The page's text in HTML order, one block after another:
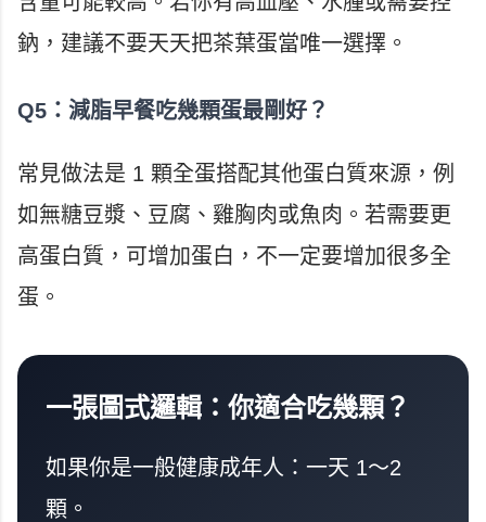
鈉，建議不要天天把茶葉蛋當唯一選擇。
Q5：減脂早餐吃幾顆蛋最剛好？
常見做法是 1 顆全蛋搭配其他蛋白質來源，例
如無糖豆漿、豆腐、雞胸肉或魚肉。若需要更
高蛋白質，可增加蛋白，不一定要增加很多全
蛋。
一張圖式邏輯：你適合吃幾顆？
如果你是一般健康成年人：一天 1～2
顆。